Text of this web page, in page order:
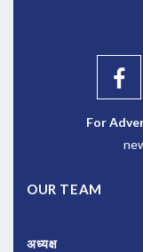
For
OUR TEAM
अध्यक्ष